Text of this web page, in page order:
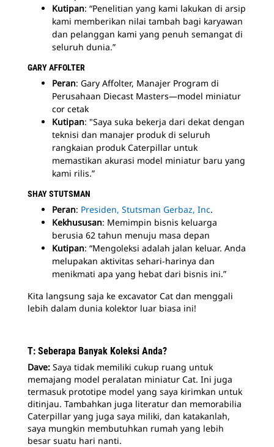
Kutipan: “Penelitian yang kami lakukan di arsip
kami memberikan nilai tambah bagi karyawan
dan pelanggan kami yang penuh semangat di
seluruh dunia.”
GARY AFFOLTER
Peran: Gary Affolter, Manajer Program di
Perusahaan Diecast Masters—model miniatur
cor cetak
Kutipan: "Saya suka bekerja dari dekat dengan
teknisi dan manajer produk di seluruh
rangkaian produk Caterpillar untuk
memastikan akurasi model miniatur baru yang
kami rilis.”
SHAY STUTSMAN
Peran: Presiden, Stutsman Gerbaz, Inc.
Kekhususan: Memimpin bisnis keluarga
berusia 62 tahun menuju masa depan
Kutipan: “Mengoleksi adalah jalan keluar. Anda
melupakan aktivitas sehari-harinya dan
menikmati apa yang hebat dari bisnis ini.”
Kita langsung saja ke excavator Cat dan menggali
lebih dalam dunia kolektor luar biasa ini!
T: Seberapa Banyak Koleksi Anda?
Dave: Saya tidak memiliki cukup ruang untuk
memajang model peralatan miniatur Cat. Ini juga
termasuk prototipe model yang saya kirimkan untuk
ditinjau. Tambahkan juga literatur dan memorabilia
Caterpillar yang juga saya miliki, dan katakanlah,
saya mungkin membutuhkan rumah yang lebih
besar suatu hari nanti.